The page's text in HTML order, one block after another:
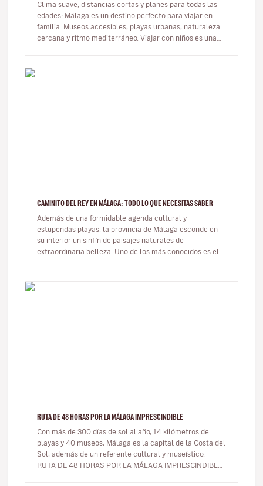
Clima suave, distancias cortas y planes para todas las
edades: Málaga es un destino perfecto para viajar en
familia. Museos accesibles, playas urbanas, naturaleza
cercana y ritmo mediterráneo. Viajar con niños es una
CAMINITO DEL REY EN MÁLAGA: TODO LO QUE NECESITAS SABER
Además de una formidable agenda cultural y
estupendas playas, la provincia de Málaga esconde en
su interior un sinfín de paisajes naturales de
extraordinaria belleza. Uno de los más conocidos es el
RUTA DE 48 HORAS POR LA MÁLAGA IMPRESCINDIBLE
Con más de 300 días de sol al año, 14 kilómetros de
playas y 40 museos, Málaga es la capital de la Costa del
Sol, además de un referente cultural y museístico.
RUTA DE 48 HORAS POR LA MÁLAGA IMPRESCINDIBLE